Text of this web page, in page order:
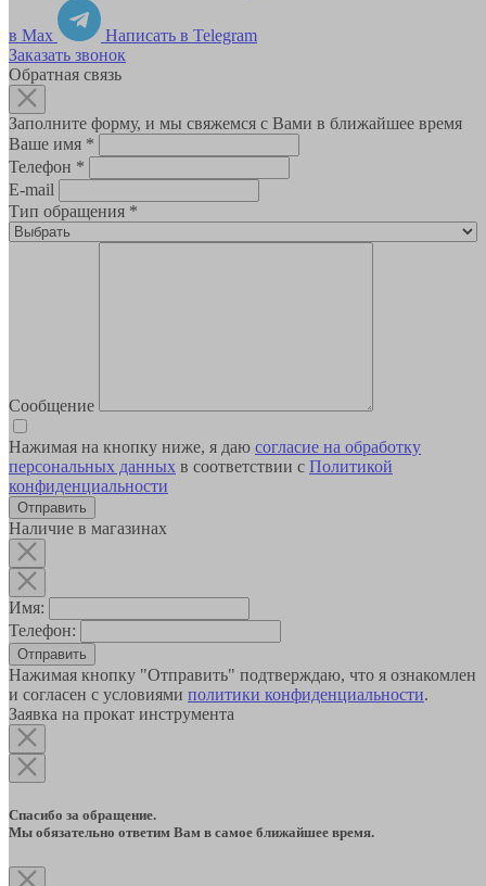
в Max
Написать в Telegram
Заказать звонок
Обратная связь
Заполните форму, и мы свяжемся с Вами в ближайшее время
Ваше имя *
Телефон *
E-mail
Тип обращения *
Сообщение
Нажимая на кнопку ниже, я даю согласие на обработку
персональных данных в соответствии с Политикой
конфиденциальности
Наличие в магазинах
Имя:
Телефон:
Отправить
Нажимая кнопку "Отправить" подтверждаю, что я ознакомлен
и согласен с условиями политики конфиденциальности.
Заявка на прокат инструмента
Спасибо за обращение.
Мы обязательно ответим Вам в самое ближайшее время.